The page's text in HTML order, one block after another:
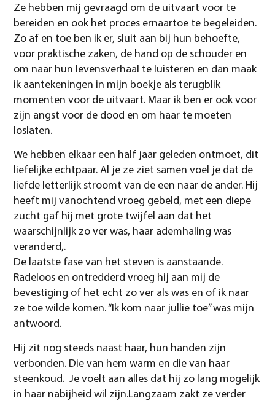
Ze hebben mij gevraagd om de uitvaart voor te
bereiden en ook het proces ernaartoe te begeleiden.
Zo af en toe ben ik er, sluit aan bij hun behoefte,
voor praktische zaken, de hand op de schouder en
om naar hun levensverhaal te luisteren en dan maak
ik aantekeningen in mijn boekje als terugblik
momenten voor de uitvaart. Maar ik ben er ook voor
zijn angst voor de dood en om haar te moeten
loslaten.
We hebben elkaar een half jaar geleden ontmoet, dit
liefelijke echtpaar. Al je ze ziet samen voel je dat de
liefde letterlijk stroomt van de een naar de ander. Hij
heeft mij vanochtend vroeg gebeld, met een diepe
zucht gaf hij met grote twijfel aan dat het
waarschijnlijk zo ver was, haar ademhaling was
veranderd,.
De laatste fase van het steven is aanstaande.
Radeloos en ontredderd vroeg hij aan mij de
bevestiging of het echt zo ver als was en of ik naar
ze toe wilde komen. “Ik kom naar jullie toe” was mijn
antwoord.
Hij zit nog steeds naast haar, hun handen zijn
verbonden. Die van hem warm en die van haar
steenkoud. Je voelt aan alles dat hij zo lang mogelijk
in haar nabijheid wil zijn.Langzaam zakt ze verder